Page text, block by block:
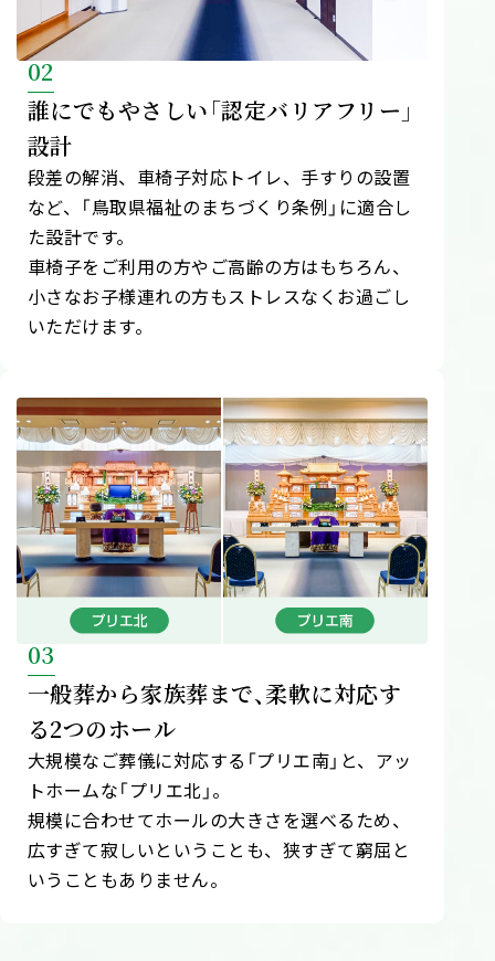
02
誰にでもやさしい「認定バリアフリー」
設計
段差の解消、車椅子対応トイレ、手すりの設置
など、「鳥取県福祉のまちづくり条例」に適合し
た設計です。
車椅子をご利用の方やご高齢の方はもちろん、
小さなお子様連れの方もストレスなくお過ごし
いただけます。
03
一般葬から家族葬まで、柔軟に対応す
る2つのホール
大規模なご葬儀に対応する「プリエ南」と、アッ
トホームな「プリエ北」。
規模に合わせてホールの大きさを選べるため、
広すぎて寂しいということも、狭すぎて窮屈と
いうこともありません。